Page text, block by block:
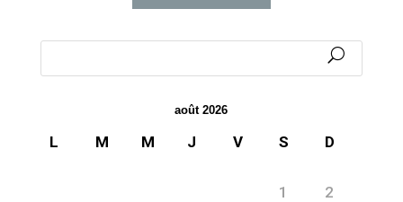
août 2026
L M M J V S D
1 2